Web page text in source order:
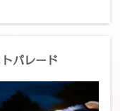
パレード